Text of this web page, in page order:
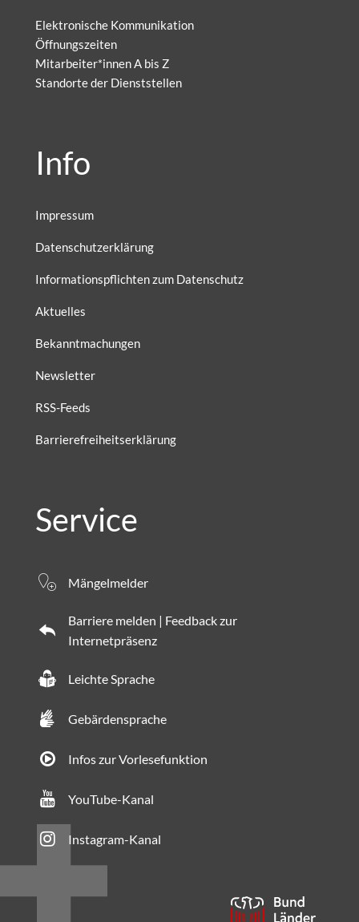
Elektronische Kommunikation
Öffnungszeiten
Mitarbeiter*innen A bis Z
Standorte der Dienststellen
Info
Impressum
Datenschutzerklärung
Informationspflichten zum Datenschutz
Aktuelles
Bekanntmachungen
Newsletter
RSS-Feeds
Barrierefreiheitserklärung
Service
Mängelmelder
Barriere melden | Feedback zur
Internetpräsenz
Leichte Sprache
Gebärdensprache
Infos zur Vorlesefunktion
YouTube-Kanal
Instagram-Kanal